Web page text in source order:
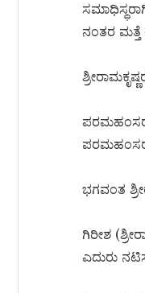
ನಂತರ ಮತ್ತೆ
ಭಗವಂತ
ಗಿರೀಶ
ಎದುರು